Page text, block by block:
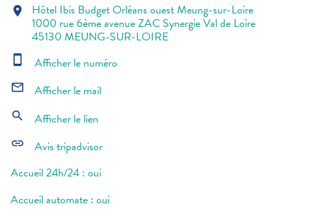
location_on Hôtel Ibis Budget Orléans ouest Meung-sur-Loire
1000 rue 6ème avenue ZAC Synergie Val de Loire
45130 MEUNG-SUR-LOIRE
smartphone Afficher le numéro
mail_outline Afficher le mail
search Afficher le lien
link
Avis tripadvisor
Accueil 24h/24 : oui
Accueil automate : oui